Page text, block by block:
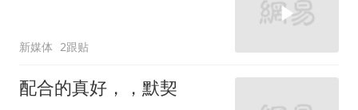
新媒体 2跟贴
配合的真好，，默契